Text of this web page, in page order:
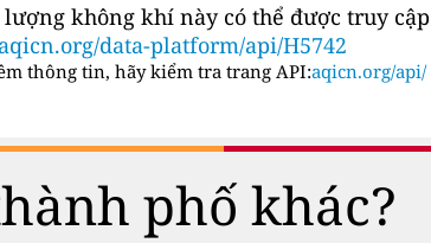
không khí này có thể được truy
aqicn.org/data-platform/api/H5742
thông tin, hãy kiểm tra trang API:aqicn.org/api/
phố khác?